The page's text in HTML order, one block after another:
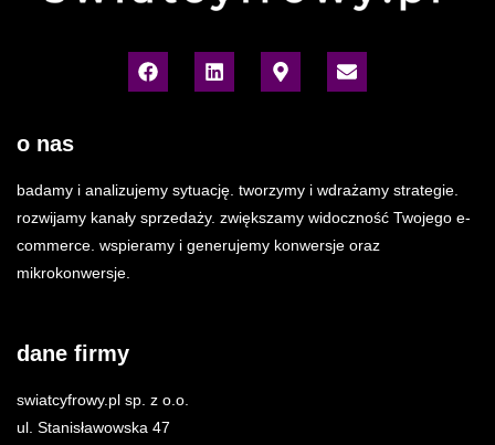
o nas
badamy i analizujemy sytuację. tworzymy i wdrażamy strategie.
rozwijamy kanały sprzedaży. zwiększamy widoczność Twojego e-
commerce. wspieramy i generujemy konwersje oraz
mikrokonwersje.
dane firmy
swiatcyfrowy.pl sp. z o.o.
ul. Stanisławowska 47